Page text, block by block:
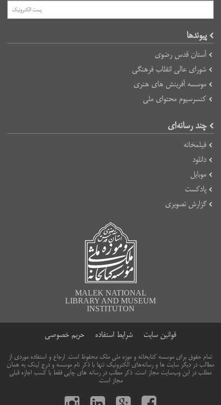
پیوند‌ها
آستان قدس رضوی
شورای عالی انقلاب فرهنگی
موسسه آفرینش های هنری
کنسرسیوم محتوای ملی
چند رسانه‌ای
فیلمخانه
دانلود
موبایل
پادکست
گزارش تصویری
MALEK NATIONAL
LIBRARY AND MUSEUM
INSTITUTON
قوانین سایت شرایط استفاده حریم خصوصی
تمام حقوق برای موسسه کتابخانه و موزه ملی ملک محفوظ است. ارجاع و استفاده موردی از
مطالب در دیگر سایت ها و رسانه‌های الکترونیک تنها با ذکر نام موسسه و درج لینک به همان
مطلب در این وب‌سایت مجاز است. ذکر مطلب در رسانه های چاپی فقط با کسب اجازه قبلی
مجاز است.